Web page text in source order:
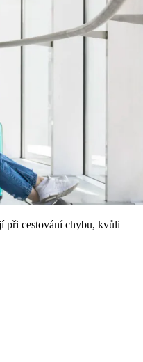
při cestování chybu, kvůli